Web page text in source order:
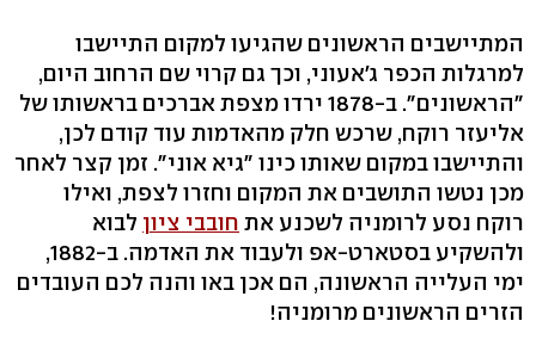
המתיישבים הראשונים שהגיעו למקום התיישבו
למרגלות הכפר ג'אעוני, וכך גם קרוי שם הרחוב היום,
"הראשונים". ב-1878 ירדו מצפת אברכים בראשותו של
אליעזר רוקח, שרכש חלק מהאדמות עוד קודם לכן,
והתיישבו במקום שאותו כינו "גיא אוני". זמן קצר לאחר
מכן נטשו התושבים את המקום וחזרו לצפת, ואילו
רוקח נסע לרומניה לשכנע את חובבי ציון לבוא
ולהשקיע בסטארט-אפ ולעבוד את האדמה. ב-1882,
ימי העלייה הראשונה, הם אכן באו והנה לכם העובדים
הזרים הראשונים מרומניה!